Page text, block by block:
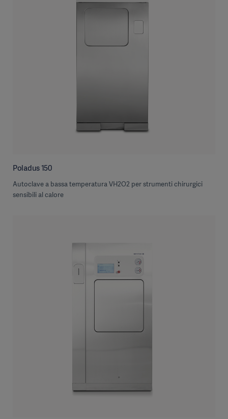
Poladus 150
Autoclave a bassa temperatura VH2O2 per strumenti chirurgici
sensibili al calore